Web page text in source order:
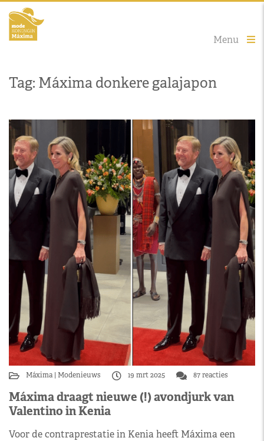
Menu
Tag: Máxima donkere galajapon
Máxima Modenieuws 19 mrt 2025 87 reacties
Máxima draagt nieuwe (!) avondjurk van
Valentino in Kenia
Voor de contraprestatie in Kenia heeft Máxima een